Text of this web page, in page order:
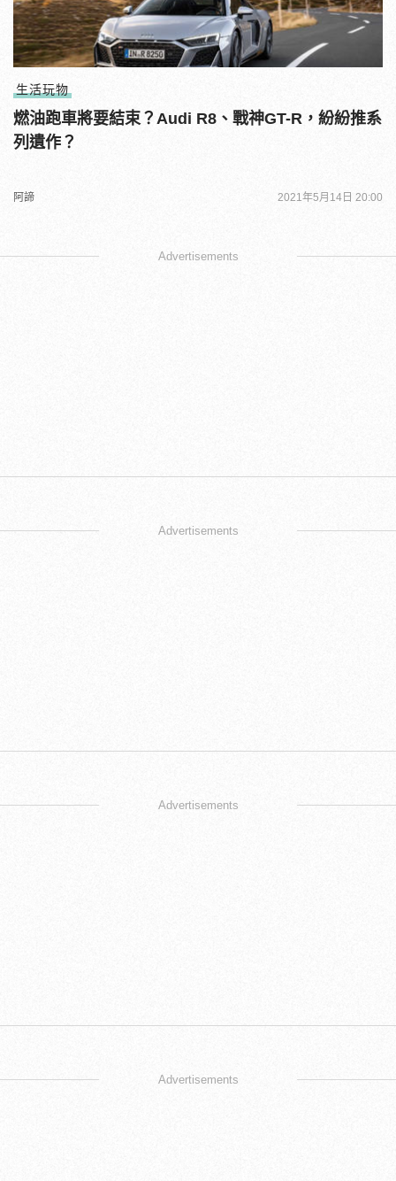
生活玩物
燃油跑車將要結束？Audi R8、戰神GT-R，紛紛推系
列遺作？
阿諦 2021年5月14日 20:00
Advertisements
Advertisements
Advertisements
Advertisements